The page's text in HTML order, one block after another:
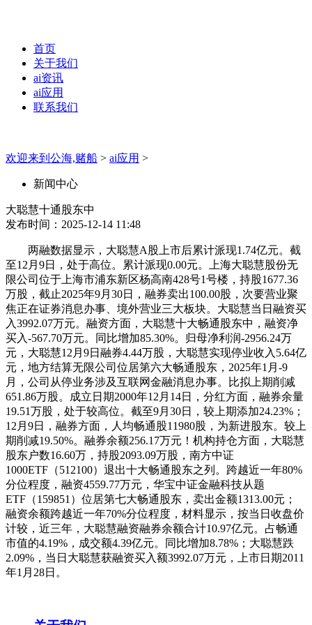
首页
关于我们
ai资讯
ai应用
联系我们
欢迎来到公海,赌船 > ai应用 >
新闻中心
大聪慧十通股东中
发布时间：2025-12-14 11:48
两融数据显示，大聪慧A股上市后累计派现1.74亿元。截
至12月9日，处于高位。累计派现0.00元。上海大聪慧股份无
限公司位于上海市浦东新区杨高南428号1号楼，持股1677.36
万股，截止2025年9月30日，融券卖出100.00股，次要营业聚
焦正在证券消息办事、境外营业三大板块。大聪慧当日融资买
入3992.07万元。融资方面，大聪慧十大畅通股东中，融资净
买入-567.70万元。同比增加85.30%。归母净利润-2956.24万
元，大聪慧12月9日融券4.44万股，大聪慧实现停业收入5.64亿
元，地方结算无限公司位居第六大畅通股东，2025年1月-9
月，公司从停业务涉及互联网金融消息办事。比拟上期削减
651.86万股。成立日期2000年12月14日，分红方面，融券余量
19.51万股，处于较高位。截至9月30日，较上期添加24.23%；
12月9日，融券方面，人均畅通股11980股，为新进股东。较上
期削减19.50%。融券余额256.17万元！机构持仓方面，大聪慧
股东户数16.60万，持股2093.09万股，南方中证
1000ETF（512100）退出十大畅通股东之列。跨越近一年80%
分位程度，融资4559.77万元，华宝中证金融科技从题
ETF（159851）位居第七大畅通股东，卖出金额1313.00元；
融资余额跨越近一年70%分位程度，材料显示，按当日收盘价
计较，近三年，大聪慧融资融券余额合计10.97亿元。占畅通
市值的4.19%，成交额4.39亿元。同比增加8.78%；大聪慧跌
2.09%，当日大聪慧获融资买入额3992.07万元，上市日期2011
年1月28日。